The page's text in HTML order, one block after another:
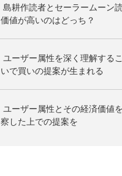
島耕作読者とセーラームーン
価値が高いのはどっち？
ユーザー属性を深く理解する
いで買いの提案が生まれる
ユーザー属性とその経済価値
察した上での提案を